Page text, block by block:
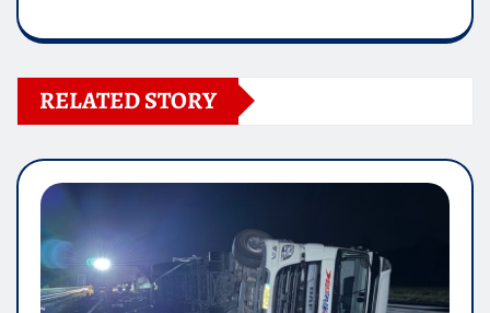
RELATED STORY